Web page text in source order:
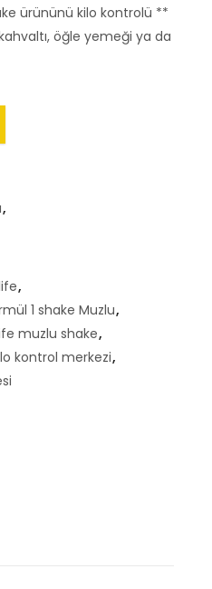
ürününü kilo kontrolü **
öğle yemeği ya da
,
,
1 shake Muzlu,
muzlu shake,
kontrol merkezi,